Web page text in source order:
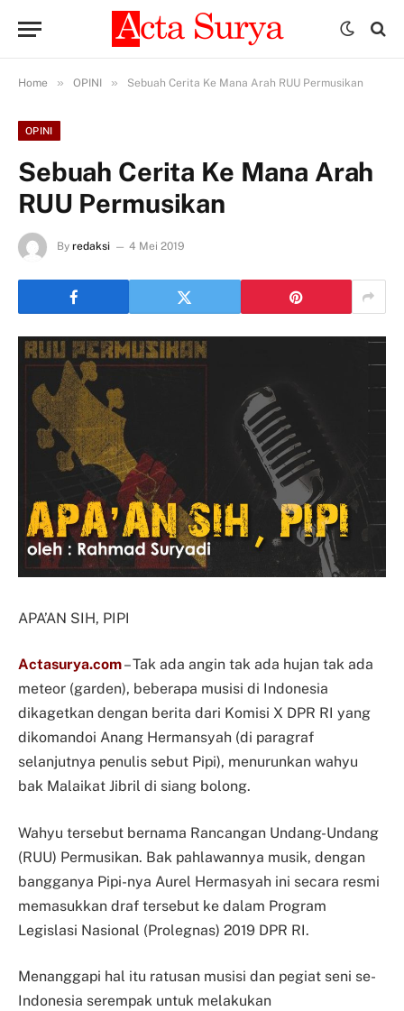
Home » OPINI » Sebuah Cerita Ke Mana Arah RUU Permusikan
OPINI
Sebuah Cerita Ke Mana Arah
RUU Permusikan
By redaksi 4 Mei 2019
APA’AN SIH, PIPI
Actasurya.com– Tak ada angin tak ada hujan tak ada
meteor (garden), beberapa musisi di Indonesia
dikagetkan dengan berita dari Komisi X DPR RI yang
dikomandoi Anang Hermansyah (di paragraf
selanjutnya penulis sebut Pipi), menurunkan wahyu
bak Malaikat Jibril di siang bolong.
Wahyu tersebut bernama Rancangan Undang-Undang
(RUU) Permusikan. Bak pahlawannya musik, dengan
bangganya Pipi-nya Aurel Hermasyah ini secara resmi
memasukkan draf tersebut ke dalam Program
Legislasi Nasional (Prolegnas) 2019 DPR RI.
Menanggapi hal itu ratusan musisi dan pegiat seni se-
Indonesia serempak untuk melakukan